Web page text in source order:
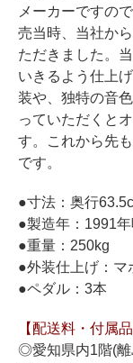
ホフマングラン
ホフマンアップ
中古ピアノ
調律
修理
タッチ・音色の調
ピアノクリーニン
メーカーですの
売当時、当社か
ただきました。
いきるよう仕上
装や、独特の音
っていただくと
す。これから先
です。
●寸法：奥行
●製造年：1991
●重量：250kg
●外装仕上げ：マ
●ペダル：3本
【配送料・付属品
◎愛知県内1階(離